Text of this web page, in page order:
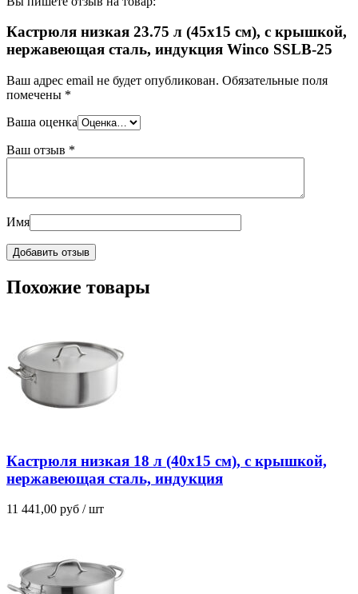
Кастрюля низкая 23.75 л (45х15 см), с крышкой,
нержавеющая сталь, индукция Winco SSLB-25
Ваш адрес email не будет опубликован. Обязательные поля
помечены *
Ваша оценка
Ваш отзыв *
Имя
Похожие товары
Кастрюля низкая 18 л (40х15 см), с крышкой,
нержавеющая сталь, индукция
11 441,00 руб / шт